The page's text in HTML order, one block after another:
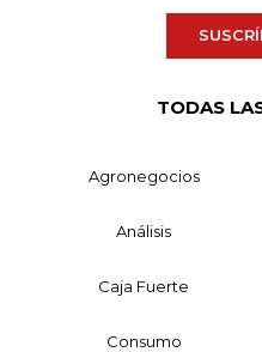
TODAS
Agronegocios
Análisis
Caja Fuerte
Consumo